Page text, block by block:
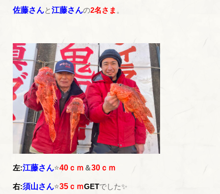
佐藤さんと江藤さんの2名さま 。
左:江藤さん⭐40ｃｍ ＆30ｃｍ
右:須山さん⭐35ｃｍGETでした✨